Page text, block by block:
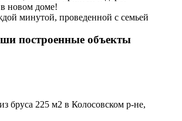
новом доме!
минутой, проведенной с семьей
построенные объекты
бруса 225 м2 в Колосовском р-не,